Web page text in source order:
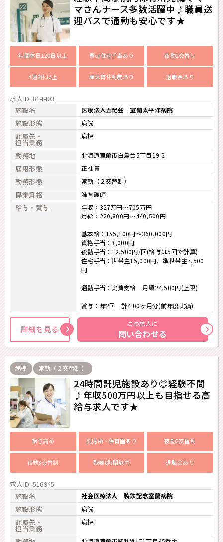
マさんナース多数活躍中♪職員送
迎バスで通勤も安心です★
年間休日120日以上 寮or住宅手当あり 夜勤2交替制
4週8休以上 産休育休制度あり 退職金あり
求人ID: 814403
施設名
医療法人五紀会 室蘭太平洋病院
施設形態 病院
配属先・
担当業務
病棟
勤務地 北海道室蘭市白鳥台5丁目19-2
雇用形態 正社員
勤務形態 常勤（２交替制）
募集資格 准看護師
給与・賞与
年収：327万円～705万円
月給：220,600円～440,500円
基本給：155,100円～360,000円
資格手当：3,000円
夜勤手当：12,500円/回(給与は5回で計算)
住宅手当：世帯主15,000円、準世帯主7,500
円
通勤手当：実費支給 月額24,500円(上限)
賞与：年2回 計4.00ヶ月分(前年度実績)
詳細を見る
この求人に
問い合わせる
病棟 常勤（２交替制）
24時間託児施設あり◎経験不問
♪年収500万円以上も目指せる高
給与求人です★
給与高め 託児所・保育園あり 夜勤2交替制
夜勤3交替制 残業8時間以内 退職金あり
求人ID: 516945
施設名
社会医療法人 製鉄記念室蘭病院
施設形態 病院
配属先・
担当業務
病棟